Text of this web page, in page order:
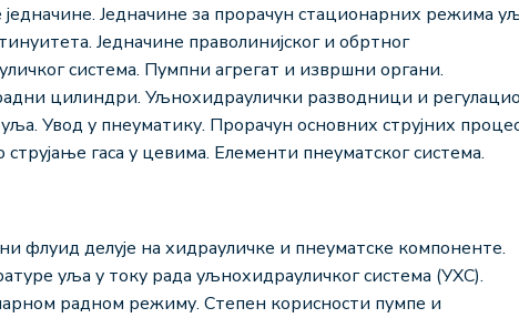
Једначине за прорачун стационарних режима
Једначине праволинијског и обртног
система. Пумпни агрегат и извршни органи.
цилиндри. Уљнохидраулички разводници и
Увод у пнеуматику. Прорачун основних струјних
гаса у цевима. Елементи пнеуматског система.
флуид делује на хидрауличке и пнеуматске компоненте.
уља у току рада уљнохидрауличког система (УХС).
радном режиму. Степен корисности пумпе и